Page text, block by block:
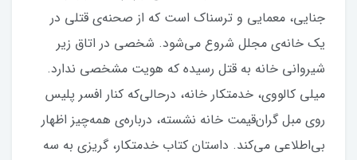
جنایی، معمایی و ترسناک است که از صحنه‌ی قتلی در
یک خانه‌ی مجلل شروع ‌می‌شود. شخصی در اتاق زیر
شیروانی خانه به قتل رسیده که هویت مشخصی ندارد.
میلی کالووی، خدمتکار خانه، درحالی‌که کنار افسر پلیس
روی مبل گران‌قیمت خانه نشسته، درباره‌ی همه‌چیز اظهار
بی‌اطلاعی می‌کند. داستان کتاب خدمتکار، گریزی به سه